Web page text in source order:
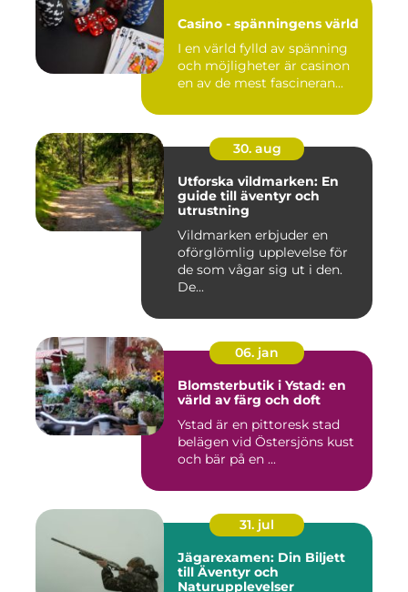
Casino - spänningens värld
I en värld fylld av spänning
och möjligheter är casinon
en av de mest fascineran...
30. aug
Utforska vildmarken: En
guide till äventyr och
utrustning
Vildmarken erbjuder en
oförglömlig upplevelse för
de som vågar sig ut i den.
De...
06. jan
Blomsterbutik i Ystad: en
värld av färg och doft
Ystad är en pittoresk stad
belägen vid Östersjöns kust
och bär på en ...
31. jul
Jägarexamen: Din Biljett
till Äventyr och
Naturupplevelser